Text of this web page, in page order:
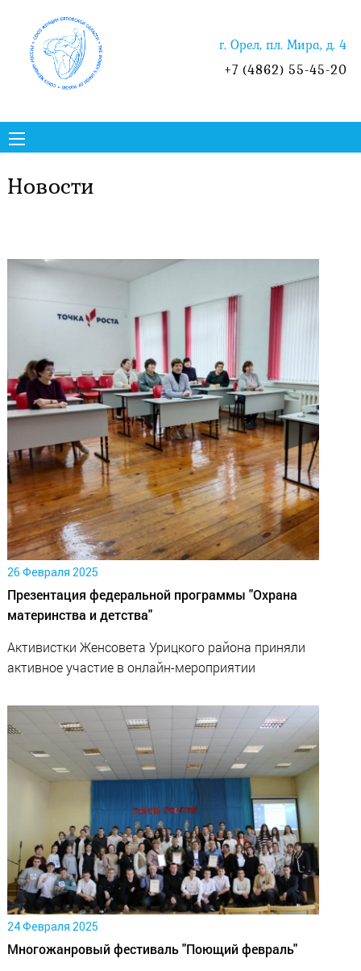
г. Орел, пл. Мира, д. 4
+7 (4862) 55-45-20
Новости
26 Февраля 2025
Презентация федеральной программы "Охрана
материнства и детства"
Активистки Женсовета Урицкого района приняли
активное участие в онлайн-мероприятии
24 Февраля 2025
Многожанровый фестиваль "Поющий февраль"